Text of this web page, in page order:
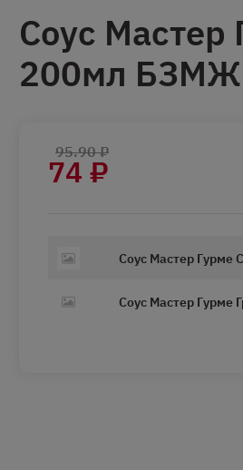
Соус
200мл БЗМЖ
74 ₽
95.90 ₽
Соус Мастер
Соус Мастер Гурме